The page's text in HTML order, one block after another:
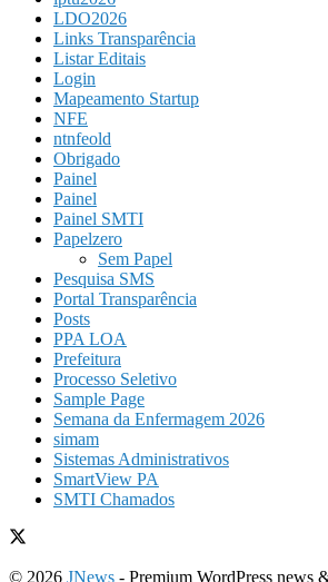
LDO2026
Links Transparência
Listar Editais
Login
Mapeamento Startup
NFE
ntnfeold
Obrigado
Painel
Painel
Painel SMTI
Papelzero
Sem Papel
Pesquisa SMS
Portal Transparência
Posts
PPA LOA
Prefeitura
Processo Seletivo
Sample Page
Semana da Enfermagem 2026
simam
Sistemas Administrativos
SmartView PA
SMTI Chamados
© 2026 JNews - Premium WordPress news